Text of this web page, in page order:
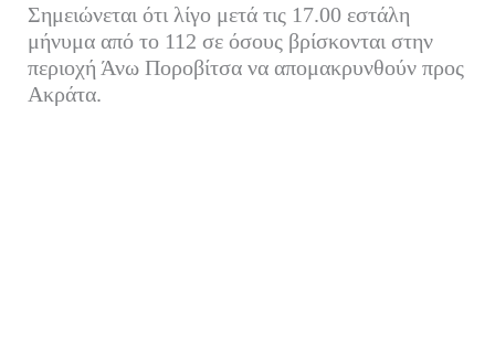
Σημειώνεται ότι λίγο μετά τις 17.00 εστάλη
μήνυμα από το 112 σε όσους βρίσκονται στην
περιοχή Άνω Ποροβίτσα να απομακρυνθούν προς
Ακράτα.